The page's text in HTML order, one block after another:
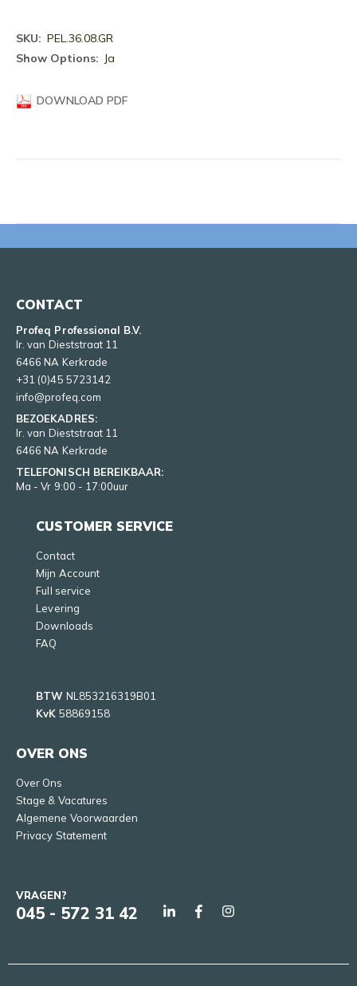
Meer
informatie
PEL.36.08.GR
Ja
DOWNLOAD PDF
CONTACT
Profeq Professional B.V.
Ir. van Dieststraat 11
6466 NA Kerkrade
+31 (0)45 5723142
info@profeq.com
BEZOEKADRES:
Ir. van Dieststraat 11
6466 NA Kerkrade
TELEFONISCH BEREIKBAAR:
Ma - Vr 9:00 - 17:00uur
CUSTOMER SERVICE
Contact
Mijn Account
Full service
Levering
Downloads
FAQ
BTW NL853216319B01
KvK 58869158
OVER ONS
Over Ons
Stage & Vacatures
Algemene Voorwaarden
Privacy Statement
VRAGEN?
045 - 572 31 42